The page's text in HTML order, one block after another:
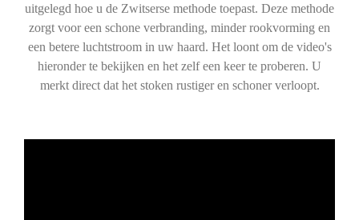
uitgelegd hoe u de Zwitserse methode toepast. Deze methode
zorgt voor een schone verbranding, minder rookvorming en
een betere luchtstroom in uw haard. Het loont om de video's
hieronder te bekijken en het zelf een keer te proberen. U
merkt direct dat het stoken rustiger en schoner verloopt.